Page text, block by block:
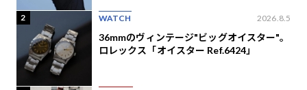
2 WATCH 2026.8.5
36mmのヴィンテージ"ビッグオイスター"。
ロレックス「オイスター Ref.6424」